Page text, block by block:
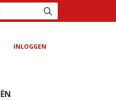
INLOGGEN